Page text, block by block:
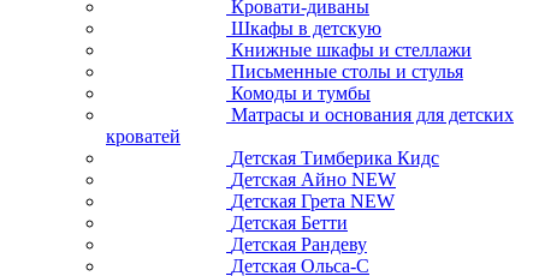
Кровати-диваны
Шкафы в детскую
Книжные шкафы и стеллажи
Письменные столы и стулья
Комоды и тумбы
Матрасы и основания для детских
кроватей
Детская Тимберика Кидс
Детская Айно NEW
Детская Грета NEW
Детская Бетти
Детская Рандеву
Детская Ольса-С